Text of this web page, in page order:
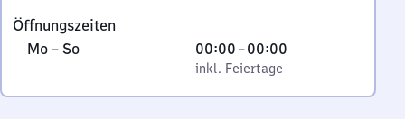
6
0
Dombühl
Öffnungszeiten
Montag
Sonntag
Mo – So,
00:00–00:00
Von
0
Uhr
inkl. Feiertage